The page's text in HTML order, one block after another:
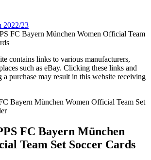
2022/23
FC Bayern München Women Official Team
contains links to various manufacturers,
such as eBay. Clicking these links and
a purchase may result in this website receiving
FC Bayern München
Team Set Soccer Cards